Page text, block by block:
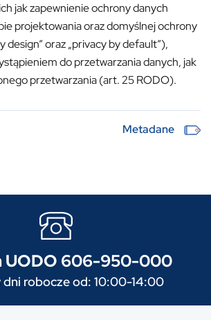
jak zapewnienie ochrony danych
projektowania oraz domyślnej ochrony
design” oraz „privacy by default”),
do przetwarzania danych, jak
przetwarzania (art. 25 RODO).
Metadane
UODO 606-950-000
dni robocze od: 10:00-14:00